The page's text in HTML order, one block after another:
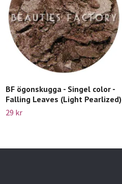
BF ögonskugga - Singel color -
Falling Leaves (Light Pearlized)
29 kr